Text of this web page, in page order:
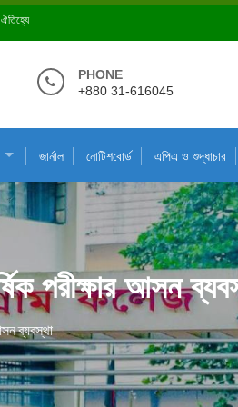
ঐতিহ্যে
PHONE
+880 31-616045
জার্নাল নোটিশবোর্ড এপিএ ও শুদ্ধাচার
পরীক্ষার আসন
ব্যবস্থা